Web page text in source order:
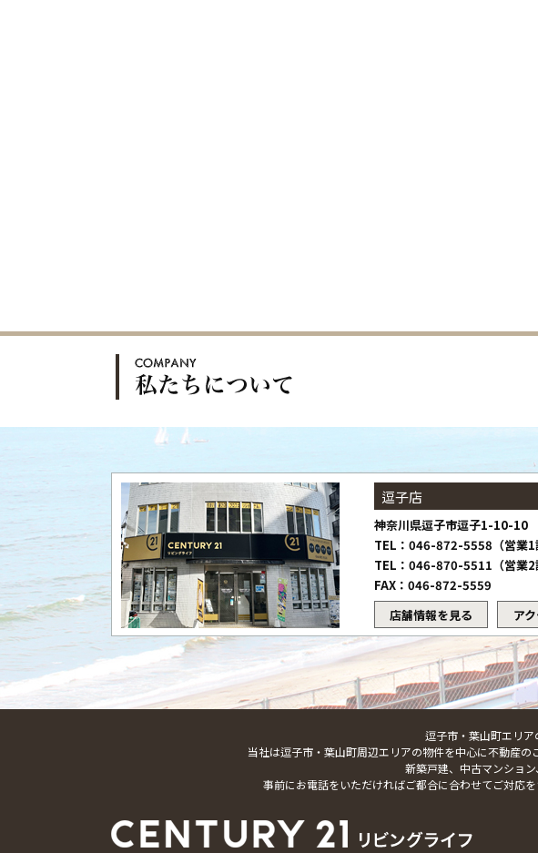
逗子店
神奈川県逗子市逗子1-10-10
TEL：046-872-5558（営業1
TEL：046-870-5511（営業2
FAX：046-872-5559
店舗情報を見る
ア
逗子市・葉山町エリ
当社は逗子市・葉山町周辺エリアの物件を中心に不動産の
新築戸建、中古マンショ
事前にお電話をいただければご都合に合わせてご対応